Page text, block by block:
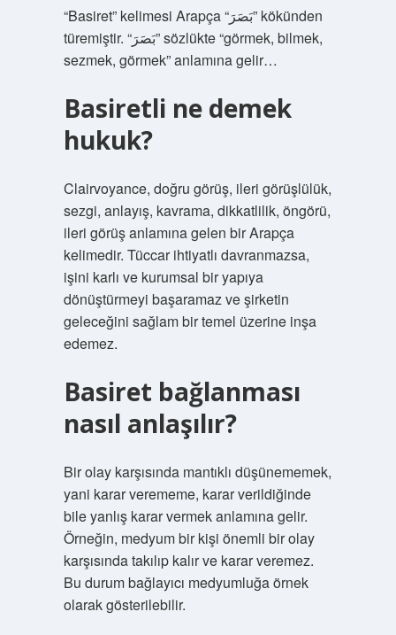
“Basiret” kelimesi Arapça “بَصَرَ” kökünden
türemiştir. “بَصَرَ” sözlükte “görmek, bilmek,
sezmek, görmek” anlamına gelir…
Basiretli ne demek
hukuk?
Clairvoyance, doğru görüş, ileri görüşlülük,
sezgi, anlayış, kavrama, dikkatlilik, öngörü,
ileri görüş anlamına gelen bir Arapça
kelimedir. Tüccar ihtiyatlı davranmazsa,
işini karlı ve kurumsal bir yapıya
dönüştürmeyi başaramaz ve şirketin
geleceğini sağlam bir temel üzerine inşa
edemez.
Basiret bağlanması
nasıl anlaşılır?
Bir olay karşısında mantıklı düşünememek,
yani karar verememe, karar verildiğinde
bile yanlış karar vermek anlamına gelir.
Örneğin, medyum bir kişi önemli bir olay
karşısında takılıp kalır ve karar veremez.
Bu durum bağlayıcı medyumluğa örnek
olarak gösterilebilir.